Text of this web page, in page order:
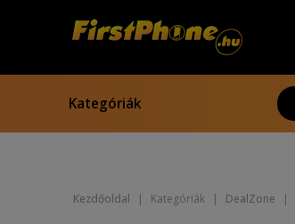
Kategóriák
Kezdőoldal | Kategóriák | DealZone |